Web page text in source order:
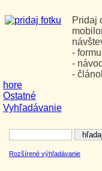
Vyhľadávanie
Rozšírené výhľadávanie
Pridaj
-
-
-
hore
Ostatné